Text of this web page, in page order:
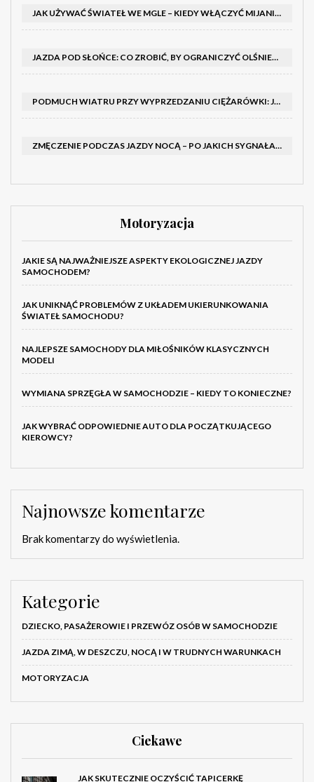
JAK UŻYWAĆ ŚWIATEŁ WE MGLE – KIEDY WŁĄCZYĆ MIJANIA I PRZECIWMGIELNE ORAZ CZEGO NIE ROBIĆ
JAZDA POD SŁOŃCE: CO ZROBIĆ, BY OGRANICZYĆ OLŚNIENIE I POPRAWIĆ WIDOCZNOŚĆ
PODMUCH WIATRU PRZY WYPRZEDZANIU CIĘŻARÓWKI: JAK UTRZYMAĆ TOR JAZDY I OPANOWAĆ AUTO
ZMĘCZENIE PODCZAS JAZDY NOCĄ – PO JAKICH SYGNAŁACH ROZPOZNAĆ SENNOŚĆ ZA KIEROWNICĄ I KIEDY ZROBIĆ PRZERWĘ
Motoryzacja
JAKIE SĄ NAJWAŻNIEJSZE ASPEKTY EKOLOGICZNEJ JAZDY
SAMOCHODEM?
JAK UNIKNĄĆ PROBLEMÓW Z UKŁADEM UKIERUNKOWANIA
ŚWIATEŁ SAMOCHODU?
NAJLEPSZE SAMOCHODY DLA MIŁOŚNIKÓW KLASYCZNYCH
MODELI
WYMIANA SPRZĘGŁA W SAMOCHODZIE – KIEDY TO KONIECZNE?
JAK WYBRAĆ ODPOWIEDNIE AUTO DLA POCZĄTKUJĄCEGO
KIEROWCY?
Najnowsze komentarze
Brak komentarzy do wyświetlenia.
Kategorie
DZIECKO, PASAŻEROWIE I PRZEWÓZ OSÓB W SAMOCHODZIE
JAZDA ZIMĄ, W DESZCZU, NOCĄ I W TRUDNYCH WARUNKACH
MOTORYZACJA
Ciekawe
JAK SKUTECZNIE OCZYŚCIĆ TAPICERKĘ